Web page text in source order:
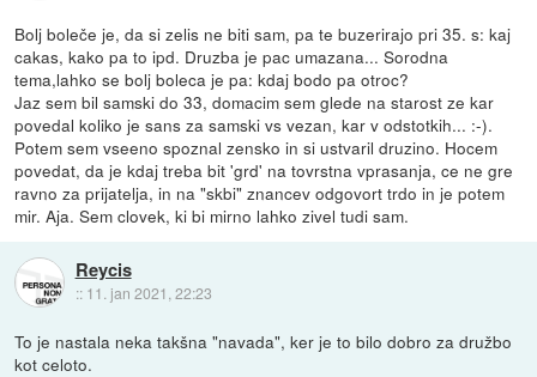
Bolj boleče je, da si zelis ne biti sam, pa te buzerirajo pri 35. s: kaj
cakas, kako pa to ipd. Druzba je pac umazana... Sorodna
tema,lahko se bolj boleca je pa: kdaj bodo pa otroc?
Jaz sem bil samski do 33, domacim sem glede na starost ze kar
povedal koliko je sans za samski vs vezan, kar v odstotkih... :-).
Potem sem vseeno spoznal zensko in si ustvaril druzino. Hocem
povedat, da je kdaj treba bit 'grd' na tovrstna vprasanja, ce ne gre
ravno za prijatelja, in na "skbi" znancev odgovort trdo in je potem
mir. Aja. Sem clovek, ki bi mirno lahko zivel tudi sam.
Reycis
:: 11. jan 2021, 22:23
To je nastala neka takšna "navada", ker je to bilo dobro za družbo
kot celoto.